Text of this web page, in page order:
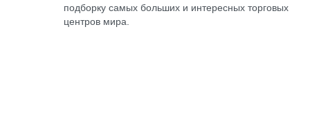
подборку самых больших и интересных торговых
центров мира.